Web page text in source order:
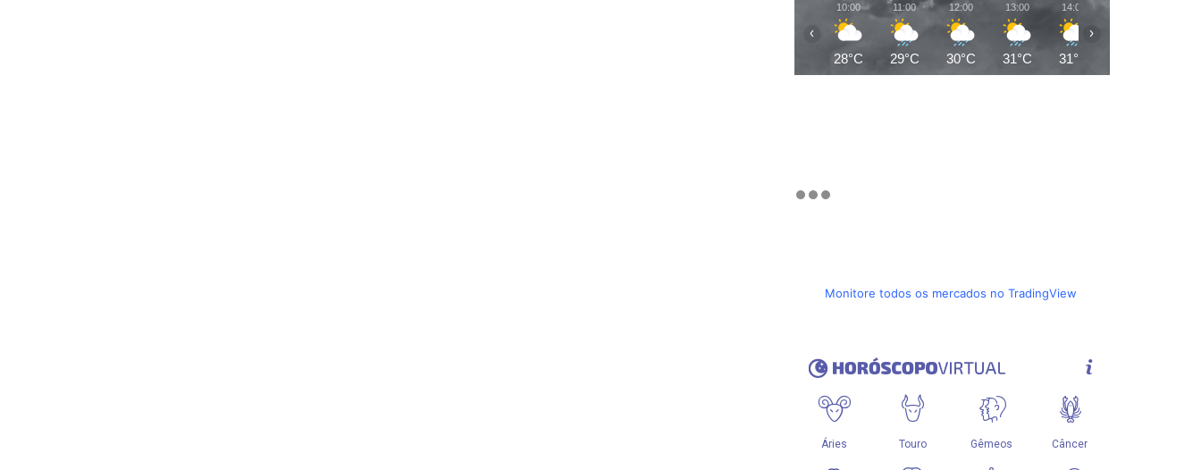
10:00
28°C
11:00
29°C
12:00
30°C
13:00
31°C
14:00
31°C
‹ ›
Monitore todos os mercados no TradingView